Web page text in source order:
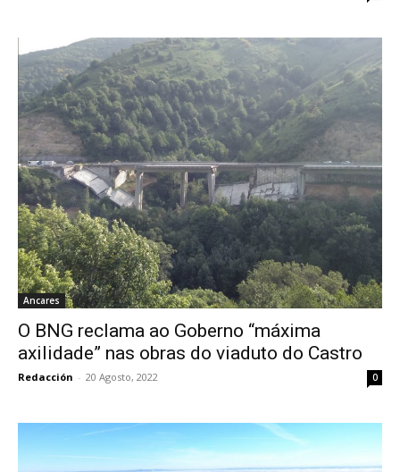
Ancares
O BNG reclama ao Goberno “máxima
axilidade” nas obras do viaduto do Castro
Redacción - 20 Agosto, 2022 0